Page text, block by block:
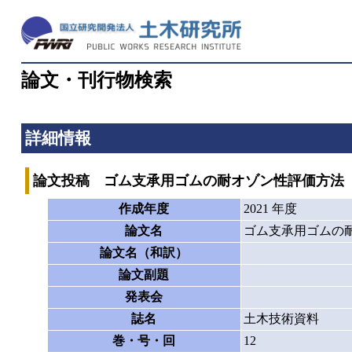
論文・刊行物検索
詳細情報
論文投稿 ゴム支承用ゴムの耐オゾン性評価方法
作成年度
2021 年度
論文名
ゴム支承用ゴムの
論文名（和訳）
論文副題
発表会
誌名
土木技術資料
巻・号・回
12